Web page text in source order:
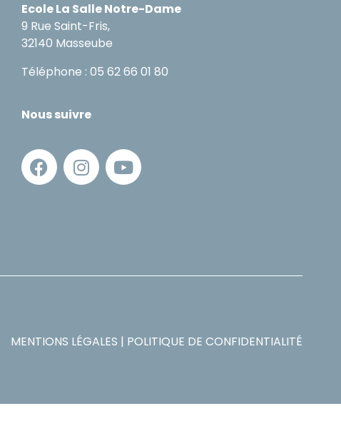
Ecole La Salle Notre-Dame
9 Rue Saint-Fris,
32140 Masseube
Téléphone : 05 62 66 01 80
Nous suivre
MENTIONS LÉGALES | POLITIQUE DE CONFIDENTIALITÉ